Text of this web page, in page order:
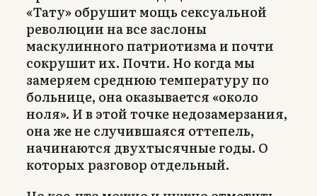
«Тату» обрушит мощь сексуальной
революции на все заслоны
маскулинного патриотизма и почти
сокрушит их. Почти. Но когда мы
замеряем среднюю температуру по
больнице, она оказывается «около
ноля». И в этой точке недозамерзания,
она же не случившаяся оттепель,
начинаются двухтысячные годы. О
которых разговор отдельный.